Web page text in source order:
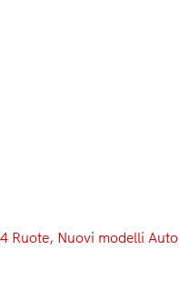
4 Ruote, Nuovi modelli Auto